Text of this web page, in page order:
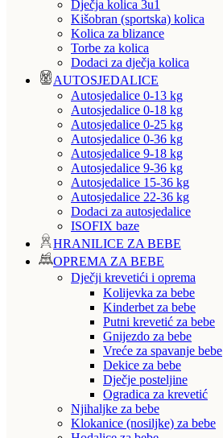
Dječja kolica 3u1
Kišobran (sportska) kolica
Kolica za blizance
Torbe za kolica
Dodaci za dječja kolica
AUTOSJEDALICE
Autosjedalice 0-13 kg
Autosjedalice 0-18 kg
Autosjedalice 0-25 kg
Autosjedalice 0-36 kg
Autosjedalice 9-18 kg
Autosjedalice 9-36 kg
Autosjedalice 15-36 kg
Autosjedalice 22-36 kg
Dodaci za autosjedalice
ISOFIX baze
HRANILICE ZA BEBE
OPREMA ZA BEBE
Dječji krevetići i oprema
Kolijevka za bebe
Kinderbet za bebe
Putni krevetić za bebe
Gnijezdo za bebe
Vreće za spavanje bebe
Dekice za bebe
Dječje posteljine
Ogradica za krevetić
Njihaljke za bebe
Klokanice (nosiljke) za bebe